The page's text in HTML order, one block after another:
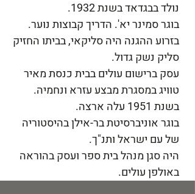
נולד בבגדאד בשנת 1932.
בוגר סמינר יא'. הדריך קבוצות נוער.
בזרוע ההגנה היה סליקאי, בביתו החזיק
סליק נשק גדול.
עסק ברישום עולים בבית כנסת מאיר
טוויג במסגרת מבצע עזרא ונחמיה.
בשנת 1951 עלה ארצה.
בוגר אוניברסיטת בר-אילן בהיסטוריה
של עם ישראל ותנ"ך.
היה סגן מנהל בית ספר ועסק בהוראה
באולפן עולים.